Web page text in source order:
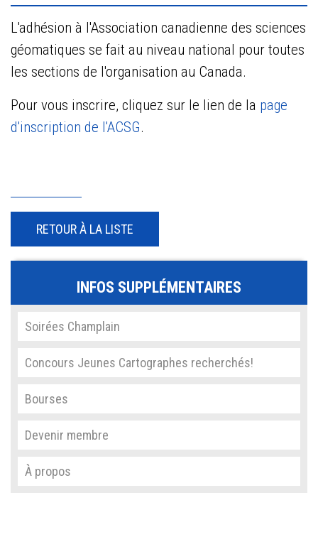
L'adhésion à l'Association canadienne des sciences
géomatiques se fait au niveau national pour toutes
les sections de l'organisation au Canada.
Pour vous inscrire, cliquez sur le lien de la page
d'inscription de l'ACSG.
RETOUR À LA LISTE
INFOS SUPPLÉMENTAIRES
Soirées Champlain
Concours Jeunes Cartographes recherchés!
Bourses
Devenir membre
À propos